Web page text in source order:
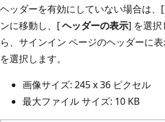
ヘッダーを有効にしていない場合は、[
ンに移動し、[ヘッダーの表示] を選択
ら、サインイン ページのヘッダーに
を選択します。
画像サイズ: 245 x 36 ピクセル
最大ファイル サイズ: 10 KB